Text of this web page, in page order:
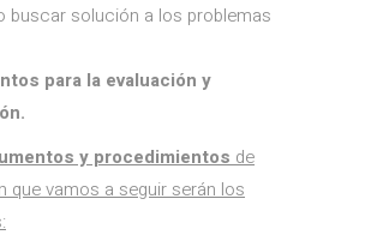
buscar solución a los problemas
para la evaluación y
.
y procedimientos de
que vamos a seguir serán los